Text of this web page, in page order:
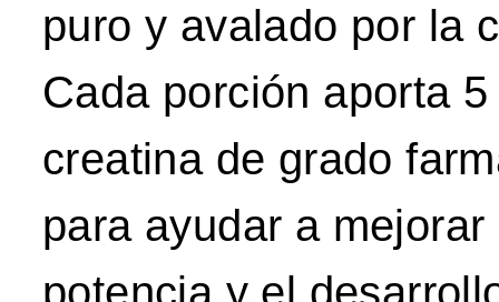
puro y avalado por la
Cada porción aporta
creatina de grado
para ayudar a
potencia y el